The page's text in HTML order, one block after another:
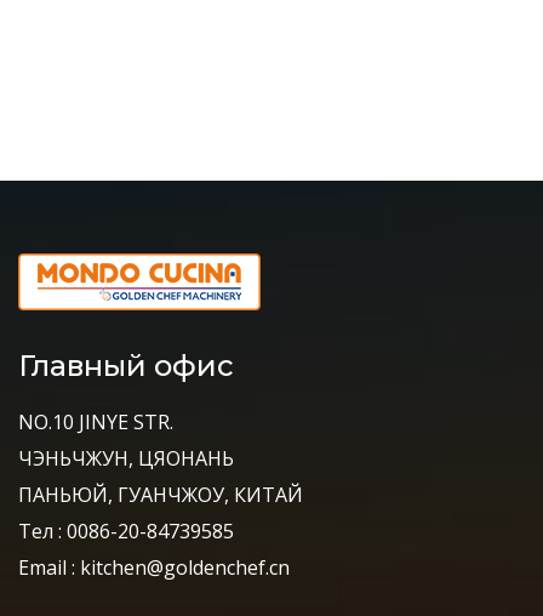
Главный офис
NO.10 JINYE STR.
ЧЭНЬЧЖУН, ЦЯОНАНЬ
ПАНЬЮЙ, ГУАНЧЖОУ, КИТАЙ
Тел : 0086-20-84739585
Email : kitchen@goldenchef.cn